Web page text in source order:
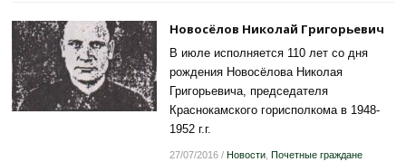
Новосёлов Николай Григорьевич
В июле исполняется 110 лет со дня
рождения Новосёлова Николая
Григорьевича, председателя
Краснокамского горисполкома в 1948-
1952 г.г.
27/07/2016/ Новости, Почетные граждане